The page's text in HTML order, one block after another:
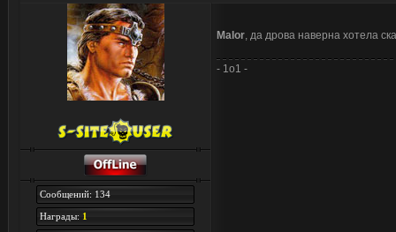
Сообщений: 134
Награды: 1
Malor, да дрова наверна хотела
- 1o1 -